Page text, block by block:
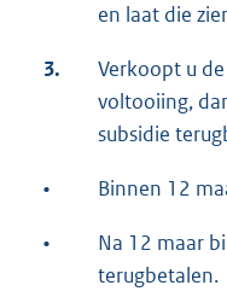
en laat die
3.
Verkoopt u
voltooiing,
subsidie
• Binnen 12
•
Na 12 maar
terugbetalen.